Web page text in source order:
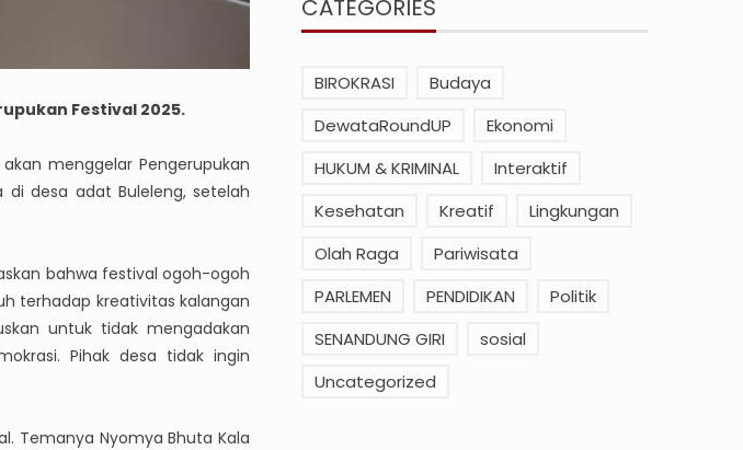
Festival 2025.
menggelar Pengerupukan
di desa adat Buleleng, setelah
bahwa festival ogoh-ogoh
terhadap kreativitas kalangan
untuk tidak mengadakan
Pihak desa tidak ingin
Temanya Nyomya Bhuta Kala
CATEGORIES
BIROKRASI
Budaya
DewataRoundUP
Ekonomi
HUKUM & KRIMINAL
Interaktif
Kesehatan
Kreatif
Lingkungan
Olah Raga
Pariwisata
PARLEMEN
PENDIDIKAN
Politik
SENANDUNG GIRI
sosial
Uncategorized